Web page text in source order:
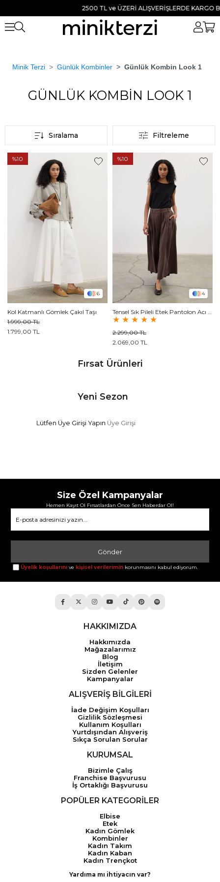
2500 TL ve ÜZERİ ALIŞVERİŞLERDE KARGO
Anasayfa GÜNLÜK KOMBİN LOOK 1
Minik Terzi Günlük Kombinler Günlük Kombin Look 1
GÜNLÜK KOMBİN LOOK 1
Filtreleme
Sıralama
6
Kol Katmanlı Gömlek Çakıl Taşı
1.799,00 TL
1.999,00 TL
%10
4
Tensel Sık Pileli Etek Pantolon Acı kahve
★ ★ ★ ★ ★
2.069,00 TL
2.299,00 TL
%10
Fırsat Ürünleri
Yeni Sezon
Lütfen Üye Girişi Yapın Üye Girişi
Size Özel Kampanyalar
Hemen Kayıt Ol Fırsatlardan Önce Sen Haberdar Ol!
Gönder
Üyelik koşullarını ve kişisel verilerimin korunmasını kabul ediyorum.
HAKKIMIZDA
Hakkımızda
Mağazalarımız
Blog
İletişim
Sizden Gelenler
Kampanyalar
ALIŞVERİŞ BİLGİLERİ
İade Değişim Koşulları
Gizlilik Sözleşmesi
Kullanım Koşulları
Yurtdışından Alışveriş
Sıkça Sorulan Sorular
KURUMSAL
Bizimle Çalış
Franchise Başvurusu
İş Ortaklığı Başvurusu
POPÜLER KATEGORİLER
Elbise
Etek
Kadın Gömlek
Kombinler
Kadın Takım
Kadın Kaban
Kadın Trençkot
Yardıma mı ihtiyacın var?